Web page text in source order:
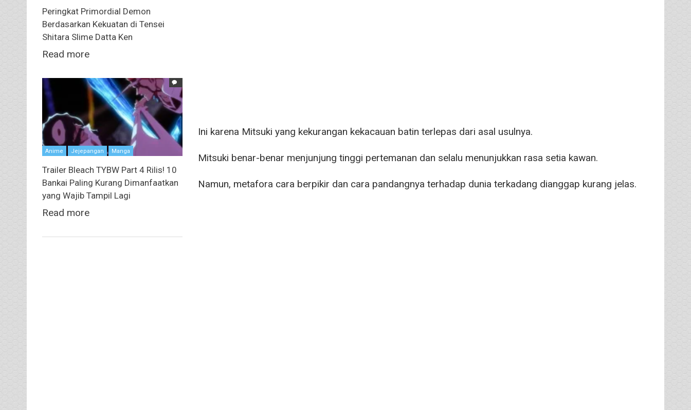
Ini karena Mitsuki yang kekurangan kekacauan batin terlepas dari asal usulnya.
Mitsuki benar-benar menjunjung tinggi pertemanan dan selalu menunjukkan rasa setia kawan.
Namun, metafora cara berpikir dan cara pandangnya terhadap dunia terkadang dianggap kurang jelas.
Peringkat Primordial Demon
Berdasarkan Kekuatan di Tensei
Shitara Slime Datta Ken
Read more
Anime Jejepangan Manga
Trailer Bleach TYBW Part 4 Rilis! 10
Bankai Paling Kurang Dimanfaatkan
yang Wajib Tampil Lagi
Read more